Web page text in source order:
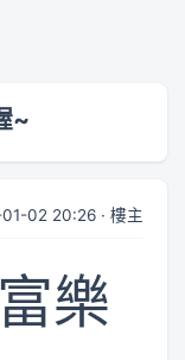
~
02 20:26 · 樓主
樂